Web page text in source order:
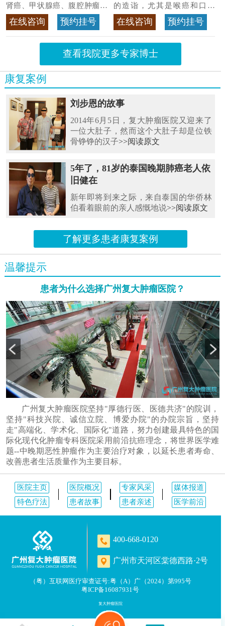
肾癌、甲状腺癌、腹腔肿瘤等
>>查看专家详情
在线咨询 预约挂号
的造诣，尤其是喉癌和口腔
癌，迄今仍是广东喉癌单病种
首席专家 >>查看专家详情
在线咨询 预约挂号
查看我院更多专家博士
康复案例
刘步恩的故事
2014年6月5日，复大肿瘤医院又迎来了
一位大肚子，然而这个大肚子却是位铁
骨铮铮的汉子>>阅读原文
5年了，81岁的泰国晚期肺癌老人依
旧健在
新年即将到来之际，来自泰国的华侨林
伯看着眼前的亲人感慨地说>>阅读原文
了解更多患者康复案例
温馨提示
患者为什么选择广州复大肿瘤医院？
广州复大肿瘤医院坚持"厚德行医、医德共济"的院训，
坚持"科技兴院、诚信立院、博爱办院"的办院宗旨，坚持
走"高端化、学术化、国际化"道路，努力创建最具特色的国
际化现代化肿瘤专科医院采用前沿抗癌理念，将世界医学难
题--中晚期恶性肿瘤作为主要治疗对象，以延长患者寿命、
改善患者生活质量作为主要目标。
医院主页 医院概况 专家风采
媒体报道
特色疗法
患者故事 患者亲述 医学前沿
400-668-0120
广州市天河区棠德西路·2号
（粤）互联网医疗审查证号:粤（A）广（2024）第995号
粤ICP备16087931号
复大肿瘤医院